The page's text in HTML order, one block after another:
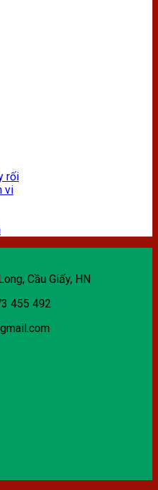
rối
vi
Cầu Giấy, HN
455 492